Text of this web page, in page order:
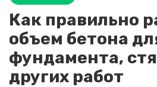
Как правильно
объем бетона
фундамента,
других работ